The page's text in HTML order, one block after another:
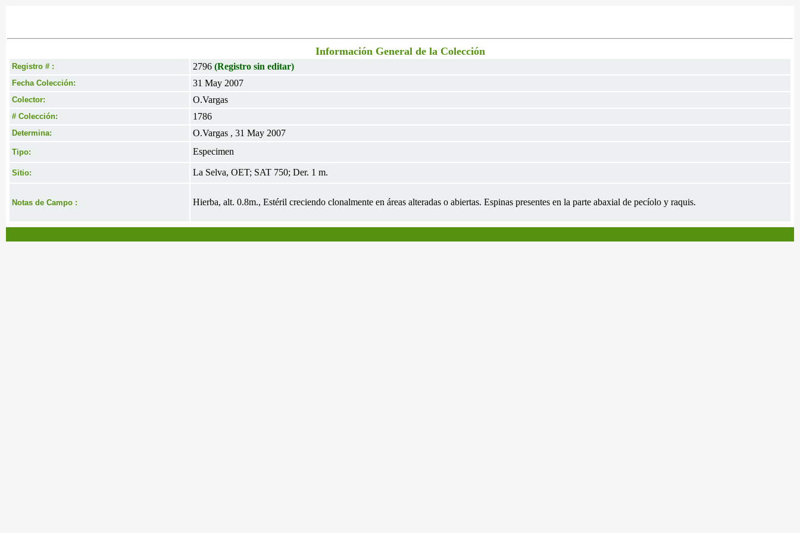
Información General de la Colección
Registro # : 2796 (Registro sin editar)
Fecha Colección: 31 May 2007
Colector: O.Vargas
# Colección: 1786
Determina: O.Vargas , 31 May 2007
Tipo: Especimen
Sitio: La Selva, OET; SAT 750; Der. 1 m.
Notas de Campo : Hierba, alt. 0.8m., Estéril creciendo clonalmente en áreas alteradas o abiertas. Espinas presentes en la parte abaxial de pecíolo y raquis.